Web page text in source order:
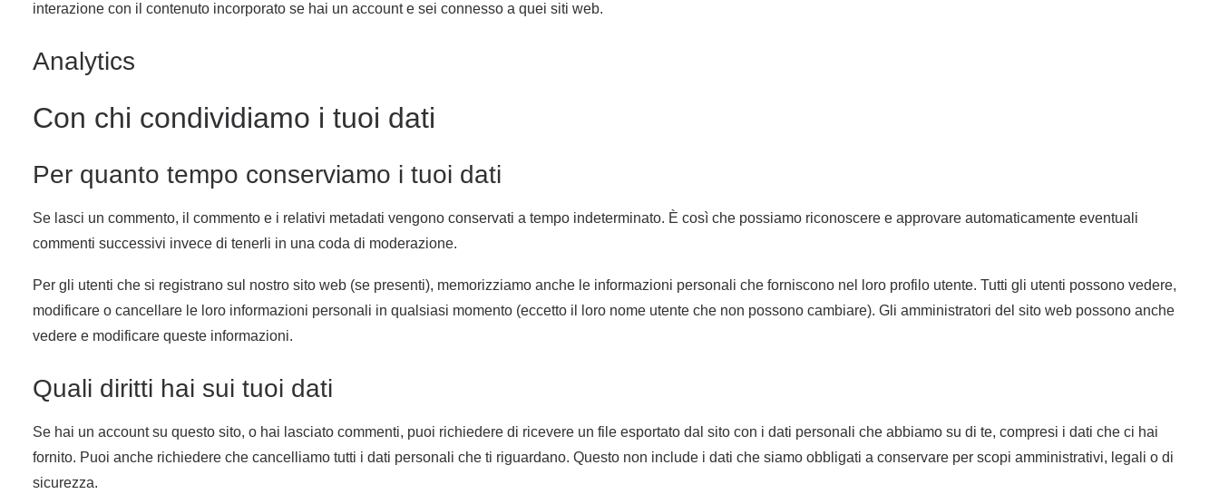
interazione con il contenuto incorporato se hai un account e sei connesso a quei siti web.
Analytics
Con chi condividiamo i tuoi dati
Per quanto tempo conserviamo i tuoi dati
Se lasci un commento, il commento e i relativi metadati vengono conservati a tempo indeterminato. È così che possiamo riconoscere e approvare automaticamente eventuali
commenti successivi invece di tenerli in una coda di moderazione.
Per gli utenti che si registrano sul nostro sito web (se presenti), memorizziamo anche le informazioni personali che forniscono nel loro profilo utente. Tutti gli utenti possono vedere,
modificare o cancellare le loro informazioni personali in qualsiasi momento (eccetto il loro nome utente che non possono cambiare). Gli amministratori del sito web possono anche
vedere e modificare queste informazioni.
Quali diritti hai sui tuoi dati
Se hai un account su questo sito, o hai lasciato commenti, puoi richiedere di ricevere un file esportato dal sito con i dati personali che abbiamo su di te, compresi i dati che ci hai
fornito. Puoi anche richiedere che cancelliamo tutti i dati personali che ti riguardano. Questo non include i dati che siamo obbligati a conservare per scopi amministrativi, legali o di
sicurezza.